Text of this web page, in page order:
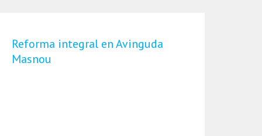
Reforma integral en Avinguda
Masnou